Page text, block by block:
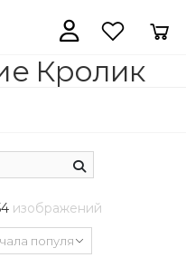
Кролик
изображений